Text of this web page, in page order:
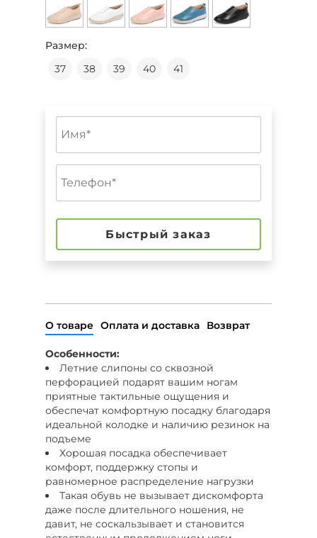
Размер:
37
38 39 40 41
Быстрый заказ
О товаре Оплата и доставка Возврат
Особенности:
Летние слипоны со сквозной
перфорацией подарят вашим ногам
приятные тактильные ощущения и
обеспечат комфортную посадку благодаря
идеальной колодке и наличию резинок на
подъеме
Хорошая посадка обеспечивает
комфорт, поддержку стопы и
равномерное распределение нагрузки
Такая обувь не вызывает дискомфорта
даже после длительного ношения, не
давит, не соскальзывает и становится